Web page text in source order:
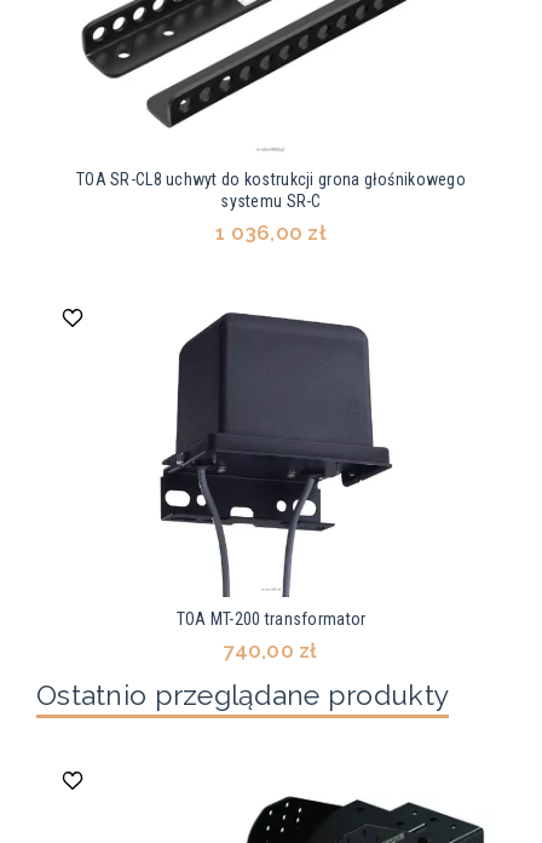
TOA SR-CL8 uchwyt do kostrukcji grona głośnikowego
systemu SR-C
1 036,00 zł
TOA MT-200 transformator
740,00 zł
Ostatnio przeglądane produkty